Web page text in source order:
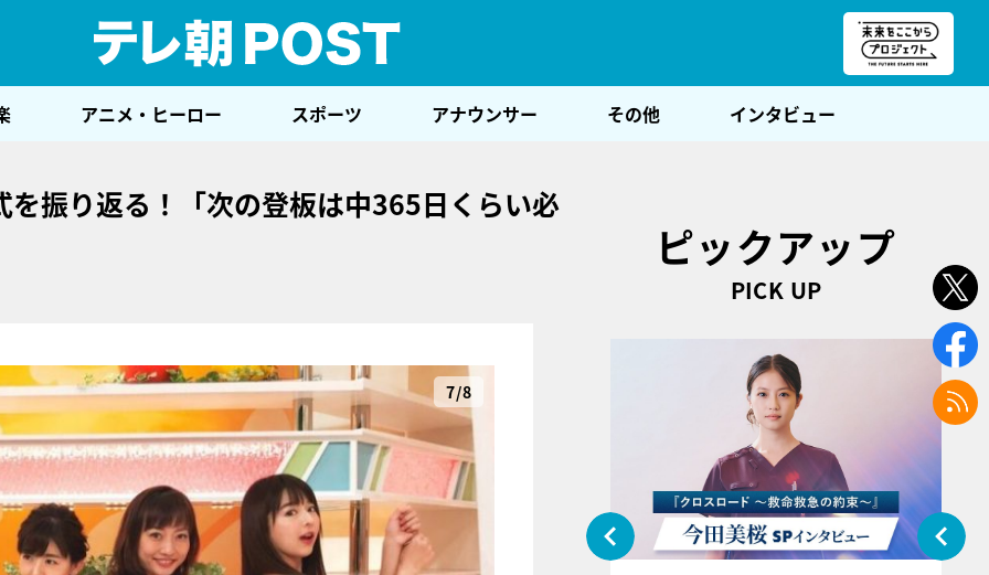
アニメ・ヒーロー スポーツ アナウンサー その他 インタビュー
振り返る！「次の登板は中365日くらい必
7/8
ピックアップ
PICK UP